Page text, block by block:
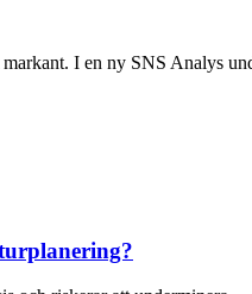
I en ny SNS Analys